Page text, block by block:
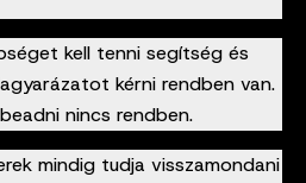
kell tenni segítség és
kérni rendben van.
nincs rendben.
mindig tudja visszamondani